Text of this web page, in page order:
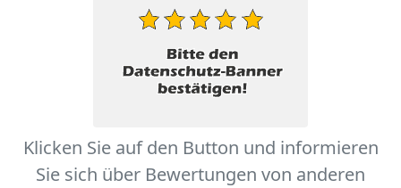
Klicken Sie auf den Button und informieren
Sie sich über Bewertungen von anderen